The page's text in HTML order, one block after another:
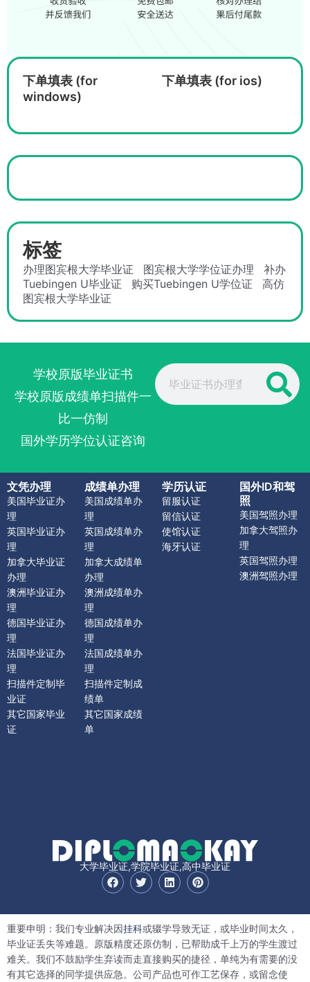
下单填表 (for
windows)
下单填表 (for ios)
标签
办理图宾根大学毕业证 图宾根大学学位证办理
补办
Tuebingen U毕业证
购买Tuebingen U学位证
高仿
图宾根大学毕业证
学校原版毕业证书
学校原版成绩单扫描件一
比一仿制
国外学历学位认证咨询
Search
文凭办理
美国毕业证办
理
英国毕业证办
理
加拿大毕业证
办理
澳洲毕业证办
理
德国毕业证办
理
法国毕业证办
理
扫描件定制毕
业证
其它国家毕业
证
成绩单办理
美国成绩单办
理
英国成绩单办
理
加拿大成绩单
办理
澳洲成绩单办
理
德国成绩单办
理
法国成绩单办
理
扫描件定制成
绩单
其它国家成绩
单
学历认证
留服认证
留信认证
使馆认证
海牙认证
国外ID和驾
照
美国驾照办理
加拿大驾照办
理
英国驾照办理
澳洲驾照办理
大学毕业证,学院毕业证,高中毕业证
F
a
o
o
k
T
w
t
e
r
L
i
d
i
n
P
i
r
e
s
t
重要申明：我们专业解决因挂科或辍学导致无证，或毕业时间太久，
毕业证丢失等难题。原版精度还原仿制，已帮助成千上万的学生渡过
难关。我们不鼓励学生弃读而走直接购买的捷径，单纯为有需要的没
有其它选择的同学提供应急。公司产品也可作工艺保存，或留念使